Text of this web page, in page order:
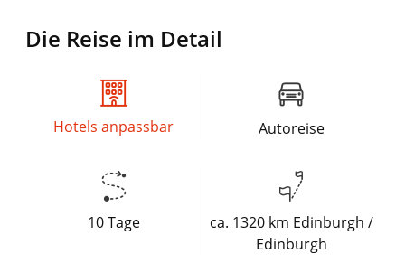
Die Reise im Detail
Hotels anpassbar Autoreise
10 Tage
ca. 1320 km Edinburgh /
Edinburgh